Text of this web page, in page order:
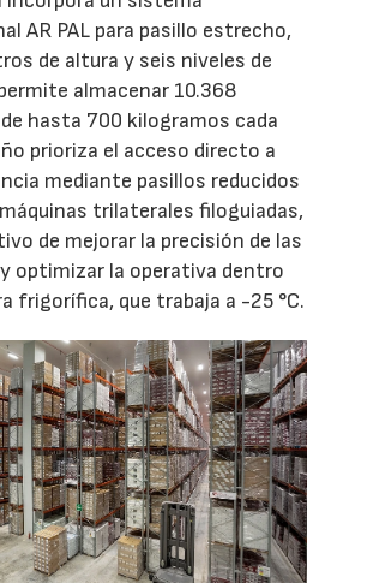
AR PAL para pasillo estrecho,
de altura y seis niveles de
almacenar 10.368
hasta 700 kilogramos cada
prioriza el acceso directo a
mediante pasillos reducidos
trilaterales filoguiadas,
de mejorar la precisión de las
optimizar la operativa dentro
frigorífica, que trabaja a -25 °C.